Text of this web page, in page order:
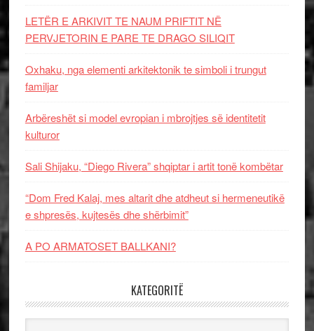
LETËR E ARKIVIT TE NAUM PRIFTIT NË
PERVJETORIN E PARE TE DRAGO SILIQIT
Oxhaku, nga elementi arkitektonik te simboli i trungut
familjar
Arbëreshët si model evropian i mbrojtjes së identitetit
kulturor
Sali Shijaku, “Diego Rivera” shqiptar i artit tonë kombëtar
“Dom Fred Kalaj, mes altarit dhe atdheut si hermeneutikë
e shpresës, kujtesës dhe shërbimit”
A PO ARMATOSET BALLKANI?
KATEGORITË